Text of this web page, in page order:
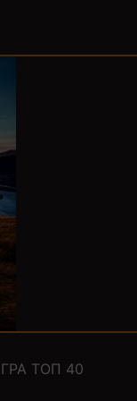
ТОП 40